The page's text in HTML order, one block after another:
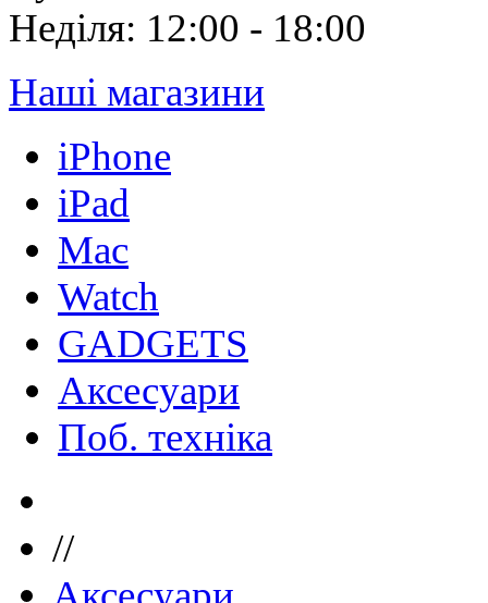
Неділя: 12:00 - 18:00
Наші магазини
iPhone
iPad
Mac
Watch
GADGETS
Аксесуари
Поб. техніка
//